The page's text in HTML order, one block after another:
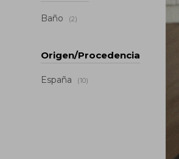
Baño (2)
Origen/Procedencia
España (10)